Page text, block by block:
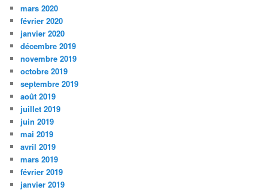
mars 2020
février 2020
janvier 2020
décembre 2019
novembre 2019
octobre 2019
septembre 2019
août 2019
juillet 2019
juin 2019
mai 2019
avril 2019
mars 2019
février 2019
janvier 2019